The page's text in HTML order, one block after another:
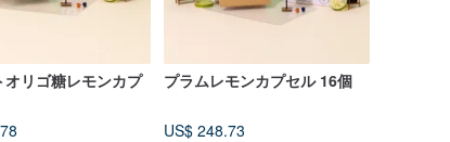
オリゴ糖レモンカプ
プラムレモンカプセル 16個
US$ 248.73